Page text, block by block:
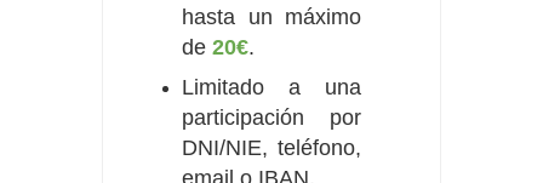
hasta un máximo
de 20€.
Limitado a una
participación por
DNI/NIE, teléfono,